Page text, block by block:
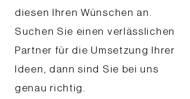
diesen Ihren Wünschen an.
Suchen Sie einen verlässlichen
Partner für die Umsetzung Ihrer
Ideen, dann sind Sie bei uns
genau richtig.